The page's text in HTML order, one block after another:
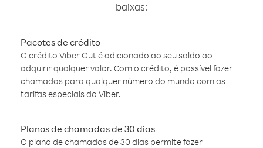
baixas:
Pacotes de crédito
O crédito Viber Out é adicionado ao seu saldo ao
adquirir qualquer valor. Com o crédito, é possível fazer
chamadas para qualquer número do mundo com as
tarifas especiais do Viber.
Planos de chamadas de 30 dias
O plano de chamadas de 30 dias permite fazer